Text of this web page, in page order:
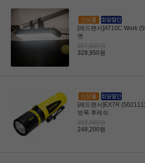
[레드랜서]AT10C Work
멘
387,000원
328,950원
[레드랜서]EX7R
방폭 후레쉬
292,000원
248,200원